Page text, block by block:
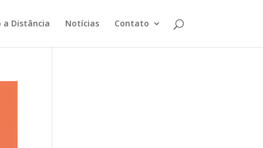
a Distância Notícias Contato